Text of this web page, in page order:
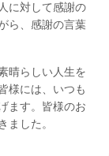
に対して感謝の
ら、感謝の言葉
晴らしい人生を
様には、いつも
ます。皆様のお
ました。